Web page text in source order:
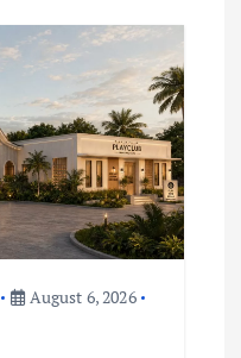
August 6, 2026